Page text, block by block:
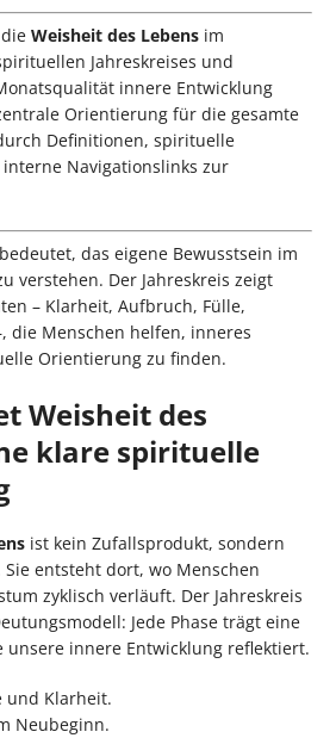
Weisheit des Lebens im
Jahreskreises und
innere Entwicklung
Orientierung für die gesamte
Definitionen, spirituelle
Navigationslinks zur
bedeutet, das eigene Bewusstsein im
verstehen. Der Jahreskreis zeigt
– Klarheit, Aufbruch, Fülle,
die Menschen helfen, inneres
Orientierung zu finden.
Weisheit des
klare spirituelle
ist kein Zufallsprodukt, sondern
entsteht dort, wo Menschen
zyklisch verläuft. Der Jahreskreis
Jede Phase trägt eine
unsere innere Entwicklung reflektiert.
und Klarheit.
Neubeginn.